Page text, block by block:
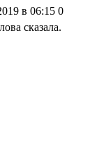
в 06:15 0
сказала.